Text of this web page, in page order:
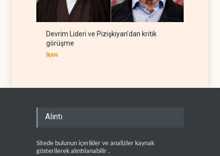
Devrim Lideri ve Pizişkiyan’dan kritik
görüşme
İRAN
Alıntı
Sitede bulunun içerikler ve analizler kaynak
gösterilerek alıntılanabilir .